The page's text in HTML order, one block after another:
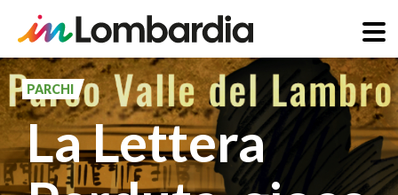
Salta
al
contenuto
principale
PARCHI
La Lettera